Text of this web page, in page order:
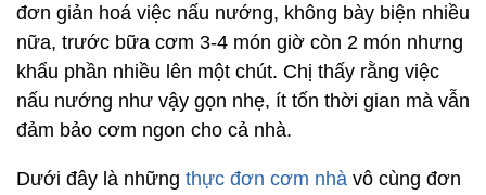
đơn giản hoá việc nấu nướng, không bày biện nhiều
nữa, trước bữa cơm 3-4 món giờ còn 2 món nhưng
khẩu phần nhiều lên một chút. Chị thấy rằng việc
nấu nướng như vậy gọn nhẹ, ít tốn thời gian mà vẫn
đảm bảo cơm ngon cho cả nhà.
Dưới đây là những thực đơn cơm nhà vô cùng đơn